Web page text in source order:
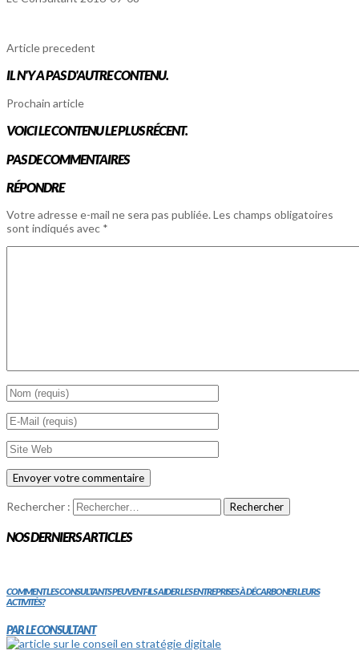
Article precedent
IL N'Y A PAS D'AUTRE CONTENU.
Prochain article
VOICI LE CONTENU LE PLUS RÉCENT.
PAS DE COMMENTAIRES
RÉPONDRE
Votre adresse e-mail ne sera pas publiée. Les champs obligatoires
sont indiqués avec *
Rechercher :
NOS DERNIERS ARTICLES
COMMENT LES CONSULTANTS PEUVENT-ILS AIDER LES ENTREPRISES À DÉCARBONER LEURS
ACTIVITÉS?
PAR LE CONSULTANT